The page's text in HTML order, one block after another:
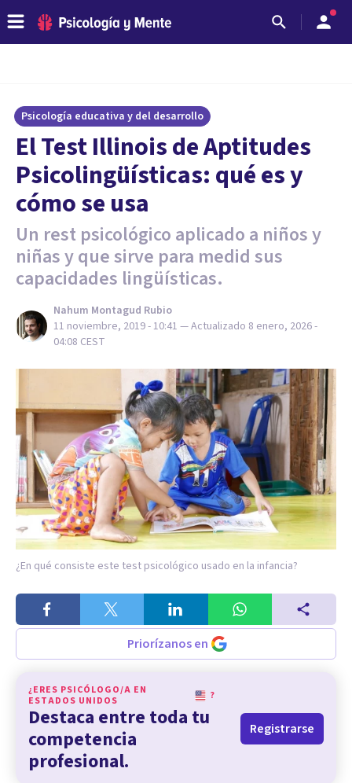
Psicología educativa y del desarrollo
El Test Illinois de Aptitudes
Psicolingüísticas: qué es y
cómo se usa
Un rest psicológico aplicado a niños y
niñas y que sirve para medid sus
capacidades lingüísticas.
Nahum Montagud Rubio
11 noviembre, 2019 - 10:41 — Actualizado 8 enero, 2026 -
04:08 CEST
¿En qué consiste este test psicológico usado en la infancia?
Priorízanos en
¿ERES PSICÓLOGO/A EN
ESTADOS UNIDOS
?
Destaca entre toda tu
competencia
profesional.
Registrarse